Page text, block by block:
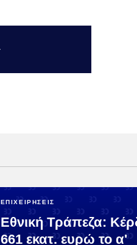
ΕΠΙΧΕΙΡΗΣΕΙΣ
Εθνική Τράπεζα:
661 εκατ. ευρώ το α'